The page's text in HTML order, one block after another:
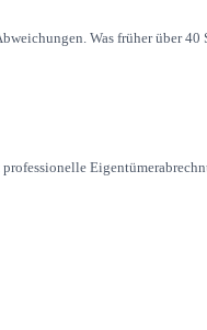
Was früher über